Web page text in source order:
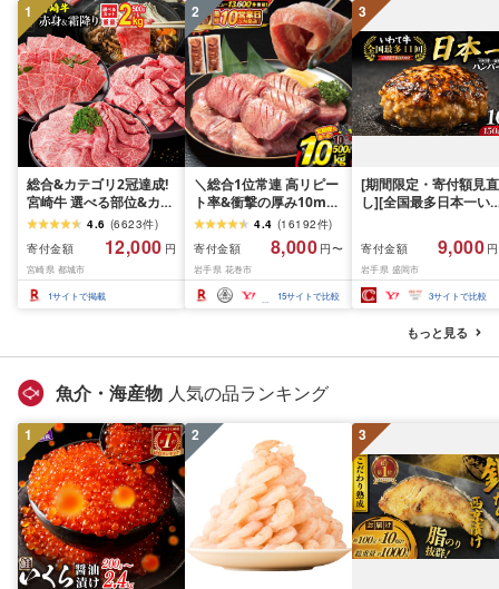
1
総合&カテゴリ2冠達成!
宮崎牛 選べる部位&カッ
ト (赤身&霜降り)or(赤身
のみ) 500g 1kg 2kg[発
送時期が選べる] 牛肉 焼
肉 すき焼き しゃぶしゃ
ぶ ステーキ ギフト お中
4.6 (6623件)
寄付金額
12,000 円
宮崎県 都城市
1サイトで掲載
2
＼総合1位常連 高リピー
ト率&衝撃の厚み10mm
厚切り牛タン 塩味/ ≪ス
ピード発送!!10営業日以
内発送≫ 選べる内容量
500g / 1kg 定期便 毎月
届く 牛肉 肉 BBQ ふるさ
と 人気 ランキング 岩手
4.4 (16192件)
寄付金額
8,000 円〜
岩手県 花巻市
15サイトで比較
3
[期間限定・寄付額見直
し][全国最多日本一い
1.5kg(150g×10個) い
て牛 × 岩中豚 ハンバー
グ 合挽き 合い挽き 黒
和牛 人気 冷凍 個包装
分け 冷凍 牛肉 豚肉 和
ビーフ ポーク はんば
ぐ 挽肉 お肉 ミンチ 肉
お弁当 hannba-gu ラ
寄付金額 9,000
岩手県 盛岡市
3サイトで比較
もっと見る
魚介・海産物 人気の品ランキング
1 2 3